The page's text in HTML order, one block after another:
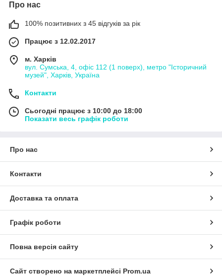
Про нас
100% позитивних з 45 відгуків за рік
Працює з 12.02.2017
м. Харків
вул. Сумська, 4, офіс 112 (1 поверх), метро "Історичний
музей", Харків, Україна
Контакти
Сьогодні працює з 10:00 до 18:00
Показати весь графік роботи
Про нас
Контакти
Доставка та оплата
Графік роботи
Повна версія сайту
Сайт створено на маркетплейсі Prom.ua